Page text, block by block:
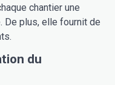
chantier une
plus, elle fournit de
du